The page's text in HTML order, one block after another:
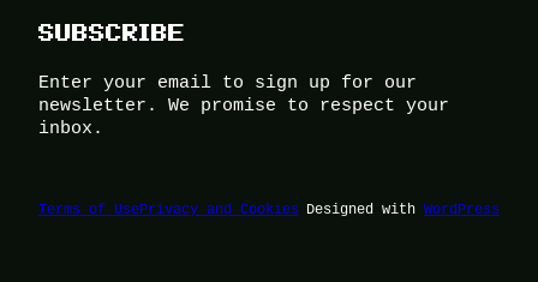
SUBSCRIBE
Enter your email to sign up for our
newsletter. We promise to respect your
inbox.
Terms of UsePrivacy and Cookies Designed with WordPress